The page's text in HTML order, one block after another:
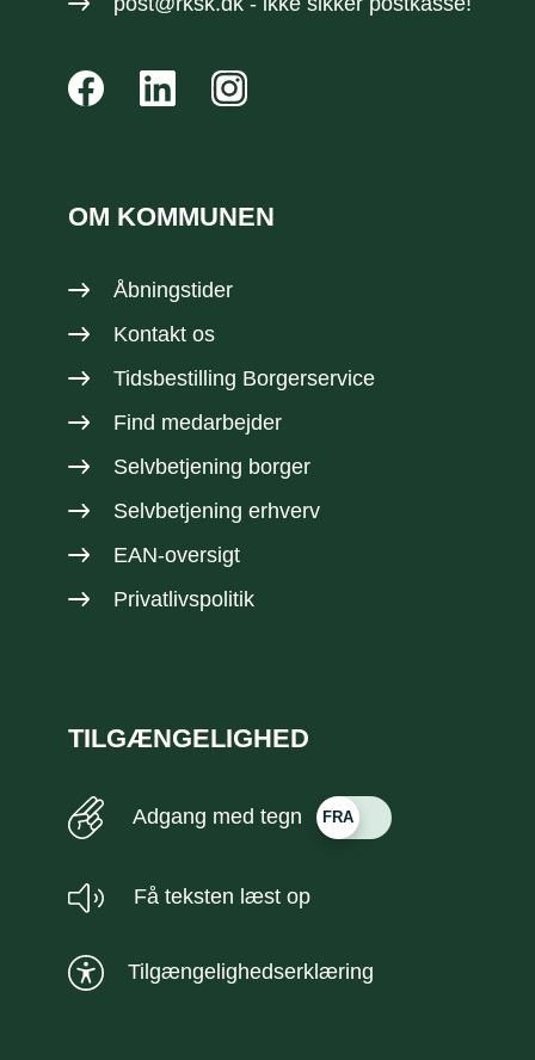
OM KOMMUNEN
Åbningstider
Kontakt os
Tidsbestilling Borgerservice
Find medarbejder
Selvbetjening borger
Selvbetjening erhverv
EAN-oversigt
Privatlivspolitik
TILGÆNGELIGHED
Adgang med tegn
Få teksten læst op
Tilgængelighedserklæring